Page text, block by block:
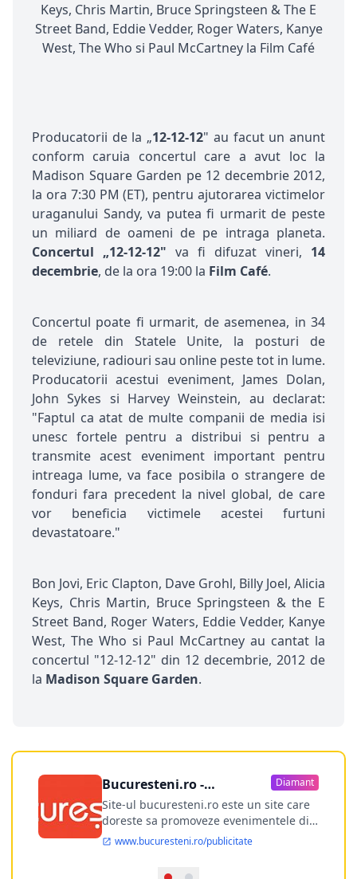
Keys, Chris Martin, Bruce Springsteen & The E
Street Band, Eddie Vedder, Roger Waters, Kanye
West, The Who si Paul McCartney la Film Café
Producatorii de la „12-12-12" au facut un anunt
conform caruia concertul care a avut loc la
Madison Square Garden pe 12 decembrie 2012,
la ora 7:30 PM (ET), pentru ajutorarea victimelor
uraganului Sandy, va putea fi urmarit de peste
un miliard de oameni de pe intraga planeta.
Concertul „12-12-12" va fi difuzat vineri, 14
decembrie, de la ora 19:00 la Film Café.
Concertul poate fi urmarit, de asemenea, in 34
de retele din Statele Unite, la posturi de
televiziune, radiouri sau online peste tot in lume.
Producatorii acestui eveniment, James Dolan,
John Sykes si Harvey Weinstein, au declarat:
"Faptul ca atat de multe companii de media isi
unesc fortele pentru a distribui si pentru a
transmite acest eveniment important pentru
intreaga lume, va face posibila o strangere de
fonduri fara precedent la nivel global, de care
vor beneficia victimele acestei furtuni
devastatoare."
Bon Jovi, Eric Clapton, Dave Grohl, Billy Joel, Alicia
Keys, Chris Martin, Bruce Springsteen & the E
Street Band, Roger Waters, Eddie Vedder, Kanye
West, The Who si Paul McCartney au cantat la
concertul "12-12-12" din 12 decembrie, 2012 de
la Madison Square Garden.
Bucuresteni.ro -
publicitate online
Diamant
Site-ul bucuresteni.ro este un site care
doreste sa promoveze evenimentele din
Bucuresti si nu numai, sa puna la
dispozitia utilizatorului cea mai
www.bucuresteni.ro/publicitate